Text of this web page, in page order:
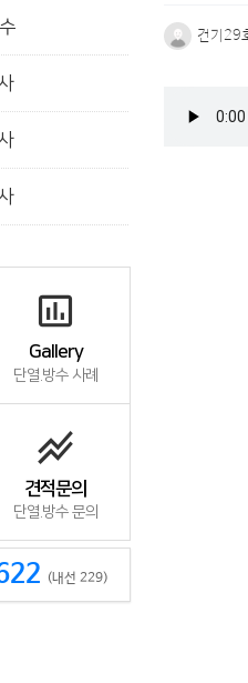
insert_chart_outlined
Gallery
단열.방수 사례
stacked_line_chart
견적문의
단열.방수 문의
(내선 229)
건기29